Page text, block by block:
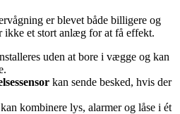
er blevet både billigere og
ikke et stort anlæg for at få effekt.
uden at bore i vægge og kan
kan sende besked, hvis der
kan kombinere lys, alarmer og låse i ét